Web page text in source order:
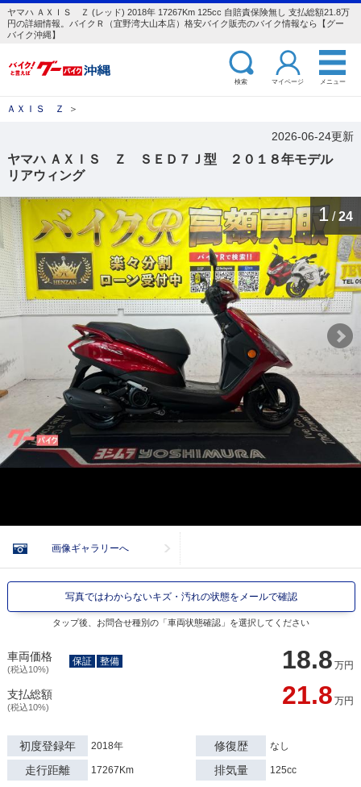
ヤマハ ＡＸＩＳ Ｚ (レッド) 2018年 17267Km 125cc 自賠責保険無し 支払総額21.8万
円の詳細情報。バイクＲ（宜野湾大山本店）格安バイク販売のバイク情報なら【グー
バイク沖縄】
検索 マイページ メニュー
ＡＸＩＳ Ｚ ＞
2026-06-24更新
ヤマハ ＡＸＩＳ Ｚ ＳＥＤ７Ｊ型 ２０１８年モデル
リアウィング
1 / 24
画像ギャラリーへ
写真ではわからないキズ・汚れの状態をメールで確認
タップ後、お問合せ種別の「車両状態確認」を選択してください
車両価格
(税込10%) 18.8 万円
保証 整備
支払総額
(税込10%) 21.8 万円
初度登録年 2018年 修復歴 なし
走行距離 17267Km 排気量 125cc